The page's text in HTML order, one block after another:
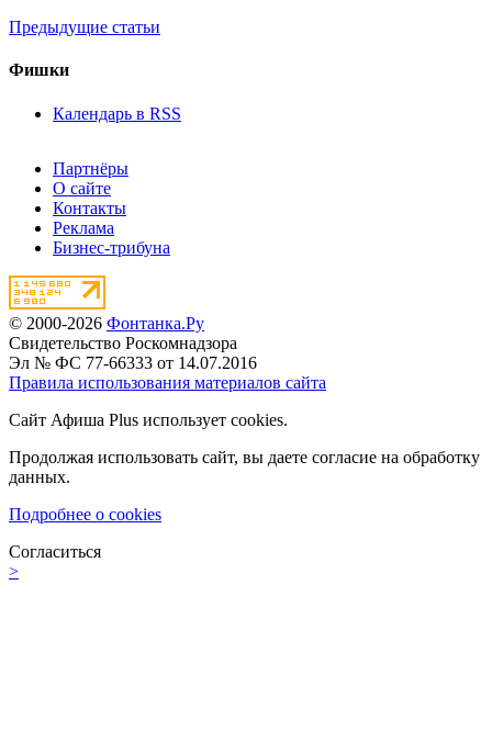
Предыдущие статьи
Фишки
Календарь в RSS
Партнёры
О сайте
Контакты
Реклама
Бизнес-трибуна
© 2000-2026 Фонтанка.Ру
Свидетельство Роскомнадзора
Эл № ФС 77-66333 от 14.07.2016
Правила использования материалов сайта
Сайт Афиша Plus использует cookies.
Продолжая использовать сайт, вы даете согласие на обработку
данных.
Подробнее о cookies
Согласиться
>